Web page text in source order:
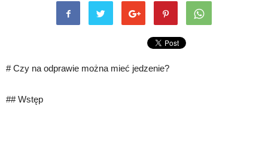
# Czy na odprawie można mieć jedzenie?
## Wstęp